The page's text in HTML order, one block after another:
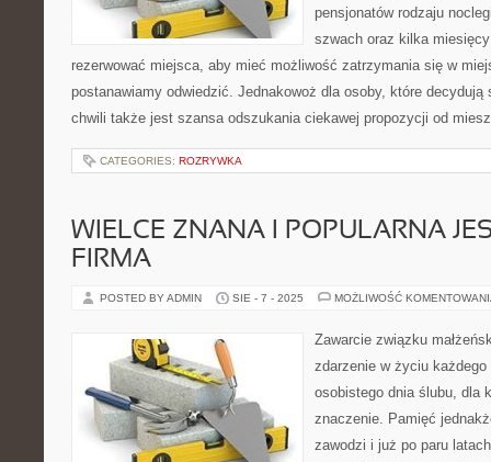
pensjonatów rodzaju
szwach oraz kilka
rezerwować miejsca, aby mieć możliwość zatrzymania się w
postanawiamy odwiedzić. Jednakowoż dla osoby, które decydują
chwili także jest szansa odszukania ciekawej propozycji od
CATEGORIES: ROZRYWKA
WIELCE ZNANA I POPULARNA
FIRMA
POSTED BY ADMIN SIE - 7 - 2025 MOŻLIWOŚĆ
Zawarcie związku
zdarzenie w życiu
osobistego dnia ślubu, dla
znaczenie. Pamięć
zawodzi i już po paru